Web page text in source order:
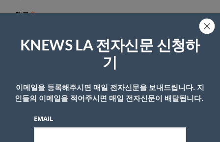
댓글*
KNEWS LA 전자신문 신청하
기
이메일을 등록해주시면 매일 전자신문을 보내드립니다. 지
인들의 이메일을 적어주시면 매일 전자신문이 배달됩니다.
EMAIL